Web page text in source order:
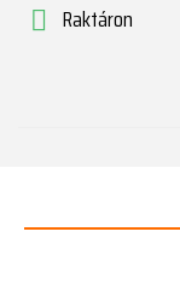
 Raktáron